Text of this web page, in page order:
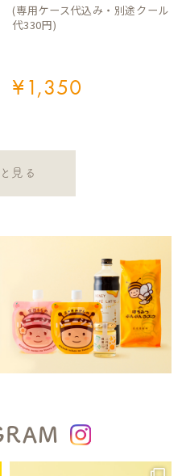
¥1,350
(専用ケース代込み・別途クール
代330円)
見る